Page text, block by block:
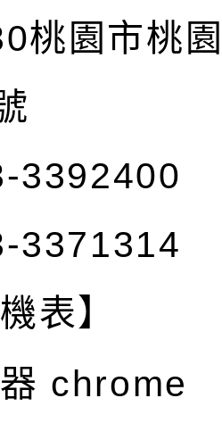
桃園市桃
3392400
3371314
表】
chrome